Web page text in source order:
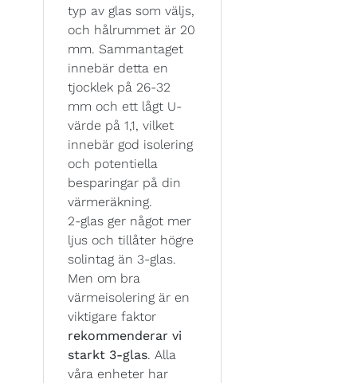
typ av glas som väljs,
och hålrummet är 20
mm. Sammantaget
innebär detta en
tjocklek på 26-32
mm och ett lågt U-
värde på 1,1, vilket
innebär god isolering
och potentiella
besparingar på din
värmeräkning.
2-glas ger något mer
ljus och tillåter högre
solintag än 3-glas.
Men om bra
värmeisolering är en
viktigare faktor
rekommenderar vi
starkt 3-glas. Alla
våra enheter har